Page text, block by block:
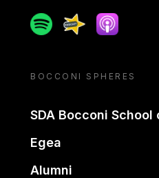
SpotifySpreaker
Apple
BOCCONI SPHERES
SDA Bocconi
Egea
Alumni